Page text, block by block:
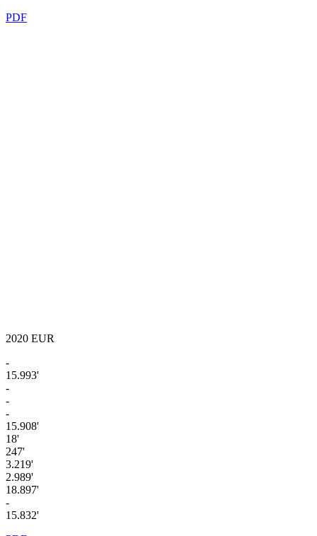
PDF
2020 EUR
-
15.993'
-
-
-
15.908'
18'
247'
3.219'
2.989'
18.897'
-
15.832'